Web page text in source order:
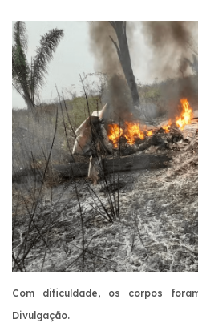
Com dificuldade, os corpos
Divulgação.